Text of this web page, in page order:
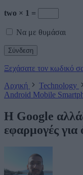
two × 1 =
Να με θυμάσαι
Ξεχάσατε τον κωδικό
Αρχική
Technology
Android Mobile
H Google
εφαρμογές για